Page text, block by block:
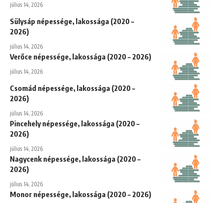
július 14, 2026
Sülysáp népessége, lakossága (2020 –
2026)
július 14, 2026
Verőce népessége, lakossága (2020 – 2026)
július 14, 2026
Csomád népessége, lakossága (2020 –
2026)
július 14, 2026
Pincehely népessége, lakossága (2020 –
2026)
július 14, 2026
Nagycenk népessége, lakossága (2020 –
2026)
július 14, 2026
Monor népessége, lakossága (2020 – 2026)